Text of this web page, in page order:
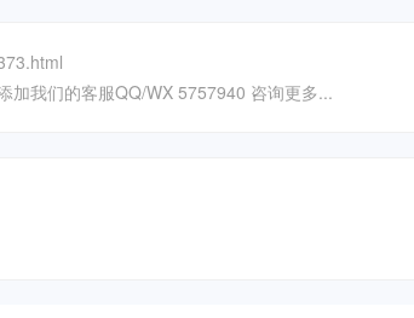
加我们的客服QQ/WX 5757940 咨询更多...